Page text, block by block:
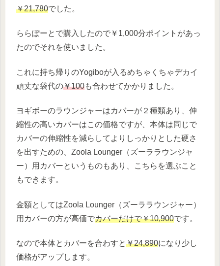
￥21,780でした。
ららぽーとで購入したので￥1,000分ポイントがあっ
たのでそれを使いました。
これに持ち帰りのYogiboが入るめちゃくちゃデカイ
頑丈な袋代の￥100も合わせてかかりました。
ヨギボーのラウンジャーはカバーが２種類あり、伸
縮性の高いカバーはこの価格ですが、本体は同じで
カバーの伸縮性を減らしてよりしっかりとした硬さ
を出すための、Zoola Lounger（ズーララウンジャ
ー）用カバーというものもあり、こちらを選ぶこと
もできます。
金額としてはZoola Lounger（ズーララウンジャー）
用カバーの方が高価でカバーだけで￥10,900です。
なので本体とカバーを合わすと￥24,890になり少し
価格がアップします。